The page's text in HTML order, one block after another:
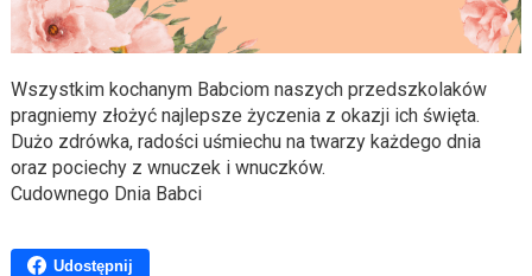
Wszystkim kochanym Babciom naszych przedszkolaków
pragniemy złożyć najlepsze życzenia z okazji ich święta.
Dużo zdrówka, radości uśmiechu na twarzy każdego dnia
oraz pociechy z wnuczek i wnuczków.
Cudownego Dnia Babci
Udostępnij